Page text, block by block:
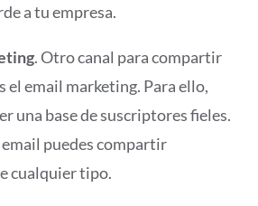
a tu empresa.
. Otro canal para compartir
el email marketing. Para ello,
una base de suscriptores fieles.
puedes compartir
cualquier tipo.